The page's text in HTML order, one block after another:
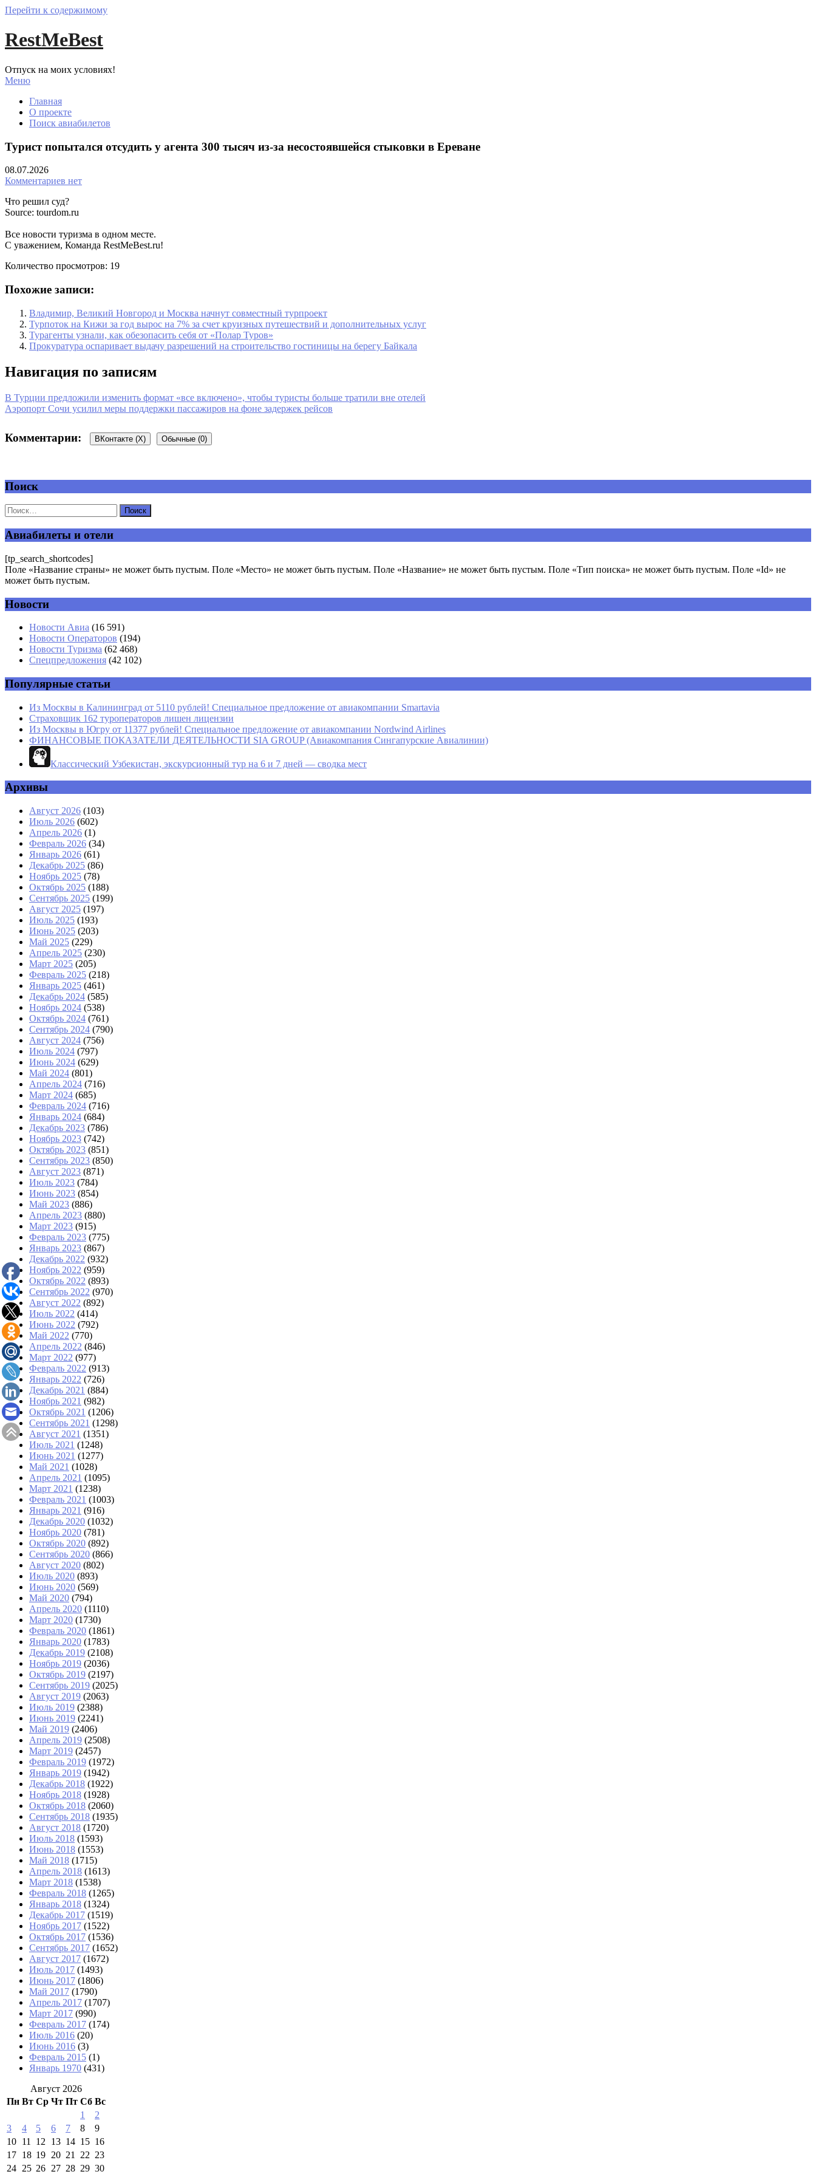
Перейти к содержимому
RestMeBest
Отпуск на моих условиях!
Меню
Главная
О проекте
Поиск авиабилетов
Турист попытался отсудить у агента 300 тысяч из-за несостоявшейся стыковки в Ереване
08.07.2026
Комментариев нет
Что решил суд?
Source: tourdom.ru
Все новости туризма в одном месте.
С уважением, Команда RestMeBest.ru!
Количество просмотров: 19
Похожие записи:
Владимир, Великий Новгород и Москва начнут совместный турпроект
Турпоток на Кижи за год вырос на 7% за счет круизных путешествий и дополнительных услуг
Турагенты узнали, как обезопасить себя от «Полар Туров»
Прокуратура оспаривает выдачу разрешений на строительство гостиницы на берегу Байкала
Навигация по записям
В Турции предложили изменить формат «все включено», чтобы туристы больше тратили вне отелей
Аэропорт Сочи усилил меры поддержки пассажиров на фоне задержек рейсов
Комментарии: ВКонтакте (X) Обычные (0)
Добавить комментарий
Ваш адрес email не будет опубликован.
Комментарий
Имя *
Email*
Поиск
Авиабилеты и отели
[tp_search_shortcodes]
Поле «Название страны» не может быть пустым. Поле «Место» не может быть пустым. Поле «Название» не может быть пустым. Поле «Тип поиска» не может быть пустым. Поле «Id» не
может быть пустым.
Новости
Новости Авиа (16 591)
Новости Операторов (194)
Новости Туризма (62 468)
Спецпредложения (42 102)
Популярные статьи
Из Москвы в Калининград от 5110 рублей! Специальное предложение от авиакомпании Smartavia
Страховщик 162 туроператоров лишен лицензии
Из Москвы в Югру от 11377 рублей! Специальное предложение от авиакомпании Nordwind Airlines
ФИНАНСОВЫЕ ПОКАЗАТЕЛИ ДЕЯТЕЛЬНОСТИ SIA GROUP (Авиакомпания Сингапурские Авиалинии)
Классический Узбекистан, экскурсионный тур на 6 и 7 дней — сводка мест
Архивы
Август 2026 (103)
Июль 2026 (602)
Апрель 2026 (1)
Февраль 2026 (34)
Январь 2026 (61)
Декабрь 2025 (86)
Ноябрь 2025 (78)
Октябрь 2025 (188)
Сентябрь 2025 (199)
Август 2025 (197)
Июль 2025 (193)
Июнь 2025 (203)
Май 2025 (229)
Апрель 2025 (230)
Март 2025 (205)
Февраль 2025 (218)
Январь 2025 (461)
Декабрь 2024 (585)
Ноябрь 2024 (538)
Октябрь 2024 (761)
Сентябрь 2024 (790)
Август 2024 (756)
Июль 2024 (797)
Июнь 2024 (629)
Май 2024 (801)
Апрель 2024 (716)
Март 2024 (685)
Февраль 2024 (716)
Январь 2024 (684)
Декабрь 2023 (786)
Ноябрь 2023 (742)
Октябрь 2023 (851)
Сентябрь 2023 (850)
Август 2023 (871)
Июль 2023 (784)
Июнь 2023 (854)
Май 2023 (886)
Апрель 2023 (880)
Март 2023 (915)
Февраль 2023 (775)
Январь 2023 (867)
Декабрь 2022 (932)
Ноябрь 2022 (959)
Октябрь 2022 (893)
Сентябрь 2022 (970)
Август 2022 (892)
Июль 2022 (414)
Июнь 2022 (792)
Май 2022 (770)
Апрель 2022 (846)
Март 2022 (977)
Февраль 2022 (913)
Январь 2022 (726)
Декабрь 2021 (884)
Ноябрь 2021 (982)
Октябрь 2021 (1206)
Сентябрь 2021 (1298)
Август 2021 (1351)
Июль 2021 (1248)
Июнь 2021 (1277)
Май 2021 (1028)
Апрель 2021 (1095)
Март 2021 (1238)
Февраль 2021 (1003)
Январь 2021 (916)
Декабрь 2020 (1032)
Ноябрь 2020 (781)
Октябрь 2020 (892)
Сентябрь 2020 (866)
Август 2020 (802)
Июль 2020 (893)
Июнь 2020 (569)
Май 2020 (794)
Апрель 2020 (1110)
Март 2020 (1730)
Февраль 2020 (1861)
Январь 2020 (1783)
Декабрь 2019 (2108)
Ноябрь 2019 (2036)
Октябрь 2019 (2197)
Сентябрь 2019 (2025)
Август 2019 (2063)
Июль 2019 (2388)
Июнь 2019 (2241)
Май 2019 (2406)
Апрель 2019 (2508)
Март 2019 (2457)
Февраль 2019 (1972)
Январь 2019 (1942)
Декабрь 2018 (1922)
Ноябрь 2018 (1928)
Октябрь 2018 (2060)
Сентябрь 2018 (1935)
Август 2018 (1720)
Июль 2018 (1593)
Июнь 2018 (1553)
Май 2018 (1715)
Апрель 2018 (1613)
Март 2018 (1538)
Февраль 2018 (1265)
Январь 2018 (1324)
Декабрь 2017 (1519)
Ноябрь 2017 (1522)
Октябрь 2017 (1536)
Сентябрь 2017 (1652)
Август 2017 (1672)
Июль 2017 (1493)
Июнь 2017 (1806)
Май 2017 (1790)
Апрель 2017 (1707)
Март 2017 (990)
Февраль 2017 (174)
Июль 2016 (20)
Июнь 2016 (3)
Февраль 2015 (1)
Январь 1970 (431)
Август 2026
Пн Вт Ср Чт Пт Сб Вс
1
2
3
4 5 6 7 8
9
10 11 12 13 14 15 16
17 18 19 20 21 22 23
24 25 26 27 28 29 30